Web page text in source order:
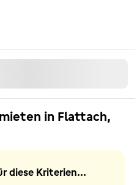
in Flattach,
diese Kriterien...